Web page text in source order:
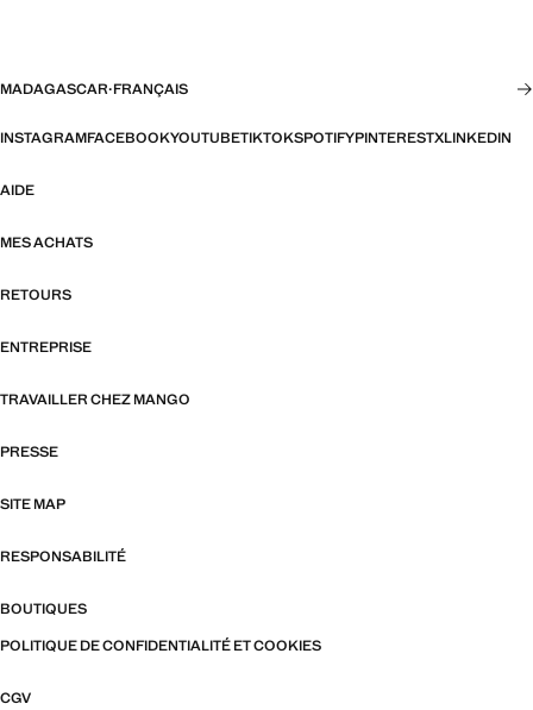
MADAGASCAR·FRANÇAIS
INSTAGRAMFACEBOOKYOUTUBETIKTOKSPOTIFYPINTERESTXLINKEDIN
AIDE
MES ACHATS
RETOURS
ENTREPRISE
TRAVAILLER CHEZ MANGO
PRESSE
SITE MAP
RESPONSABILITÉ
BOUTIQUES
POLITIQUE DE CONFIDENTIALITÉ ET COOKIES
CGV